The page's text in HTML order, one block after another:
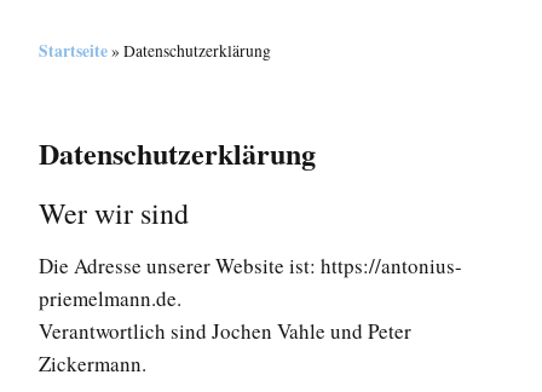
Startseite» Datenschutzerklärung
Datenschutzerklärung
Wer wir sind
Die Adresse unserer Website ist: https://antonius-
priemelmann.de.
Verantwortlich sind Jochen Vahle und Peter
Zickermann.